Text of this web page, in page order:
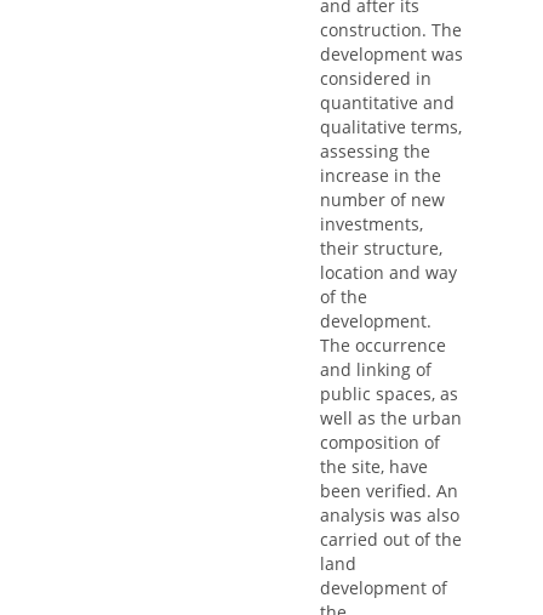
and after its
construction. The
development was
considered in
quantitative and
qualitative terms,
assessing the
increase in the
number of new
investments,
their structure,
location and way
of the
development.
The occurrence
and linking of
public spaces, as
well as the urban
composition of
the site, have
been verified. An
analysis was also
carried out of the
land
development of